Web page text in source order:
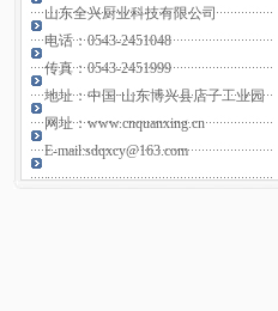
山东全兴厨业科技有限公司
电话：0543-2451048
传真：0543-2451999
地址：中国·山东博兴县店子工业园
网址：www.cnquanxing.cn
E-mail:sdqxcy@163.com